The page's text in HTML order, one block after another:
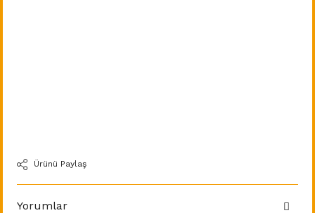
Ürünü Paylaş
Yorumlar